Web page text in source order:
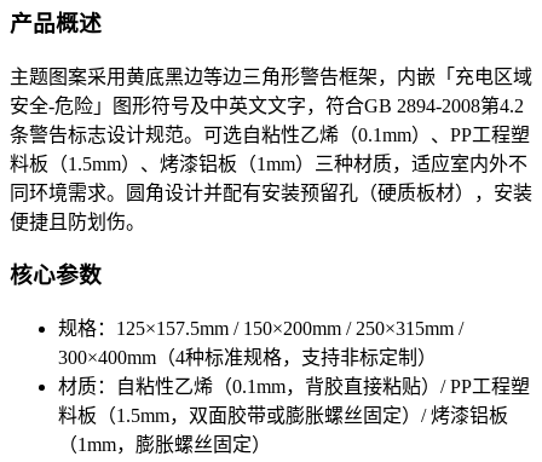
产品概述
主题图案采用黄底黑边等边三角形警告框架，内嵌「充电区域
安全-危险」图形符号及中英文文字，符合GB 2894-2008第4.2
条警告标志设计规范。可选自粘性乙烯（0.1mm）、PP工程塑
料板（1.5mm）、烤漆铝板（1mm）三种材质，适应室内外不
同环境需求。圆角设计并配有安装预留孔（硬质板材），安装
便捷且防划伤。
核心参数
规格：125×157.5mm / 150×200mm / 250×315mm /
300×400mm（4种标准规格，支持非标定制）
材质：自粘性乙烯（0.1mm，背胶直接粘贴）/ PP工程塑
料板（1.5mm，双面胶带或膨胀螺丝固定）/ 烤漆铝板
（1mm，膨胀螺丝固定）